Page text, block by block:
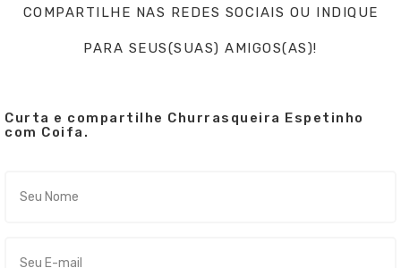
COMPARTILHE NAS REDES SOCIAIS OU INDIQUE
PARA SEUS(SUAS) AMIGOS(AS)!
Curta e compartilhe Churrasqueira Espetinho
com Coifa.